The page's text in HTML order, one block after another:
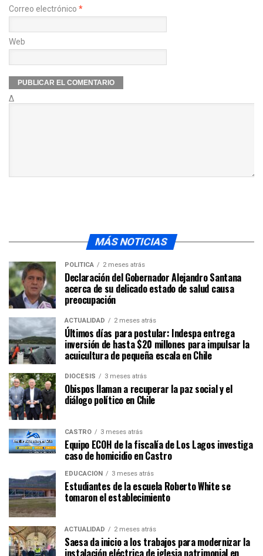
Correo electrónico *
Web
Δ
MÁS NOTICIAS
POLÍTICA 2 meses atrás
Declaración del Gobernador Alejandro Santana
acerca de su delicado estado de salud causa
preocupación
ACTUALIDAD 2 meses atrás
Últimos días para postular: Indespa entrega
inversión de hasta $20 millones para impulsar la
acuicultura de pequeña escala en Chile
DIÓCESIS 3 meses atrás
Obispos llaman a recuperar la paz social y el
diálogo político en Chile
CASTRO 3 meses atrás
Equipo ECOH de la fiscalía de Los Lagos investiga
caso de homicidio en Castro
EDUCACIÓN 3 meses atrás
Estudiantes de la escuela Roberto White se
tomaron el establecimiento
ACTUALIDAD 2 meses atrás
Saesa da inicio a los trabajos para modernizar la
instalación eléctrica de iglesia patrimonial en